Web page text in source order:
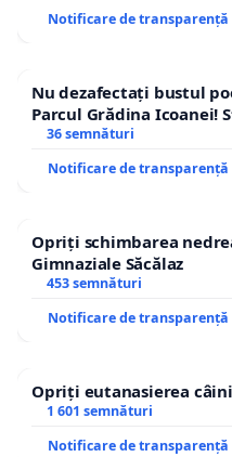
Notificare de transparență
Nu dezafectați bustul
Parcul Grădina Icoanei!
36 semnături
Notificare de transparență
Opriți schimbarea
Gimnaziale Săcălaz
453 semnături
Notificare de transparență
Opriți eutanasierea
1 601 semnături
Notificare de transparență